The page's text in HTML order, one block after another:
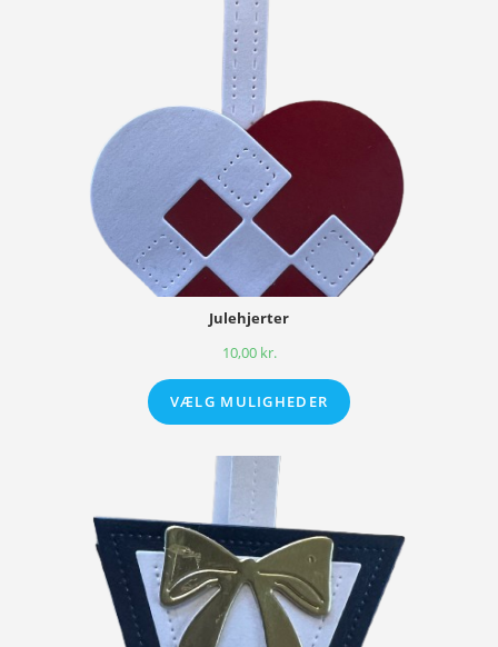
Julehjerter
10,00 kr.
VÆLG MULIGHEDER